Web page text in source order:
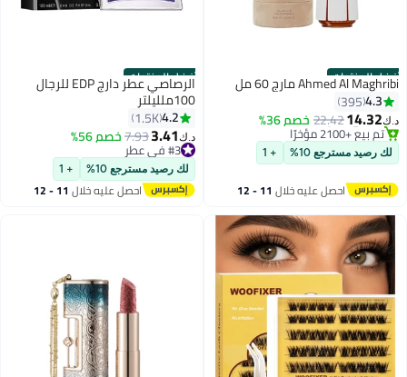
أفضل المنتجات
Ahmed Al Maghribi مارج 60 مل
4.3
395
د.ك‏14.32
22.42خصم 36%
#4 في عطر
تم بيع +2100 مؤخرًا
#4 في عطر
لك رصيد مسترجع 10% + 1
احصل عليه خلال 11 - 12
أفضل المنتجات الرصاصي عطر دارج EDP للرجال
100ملليلتر
4.2
1.5K
د.ك‏3.41
7.93خصم 56% #3 في عطر
بتخلّص بسرعة
تم بيع +1700 مؤخرًا
#3 في عطر
لك رصيد مسترجع 10% + 1
احصل عليه خلال 11 - 12